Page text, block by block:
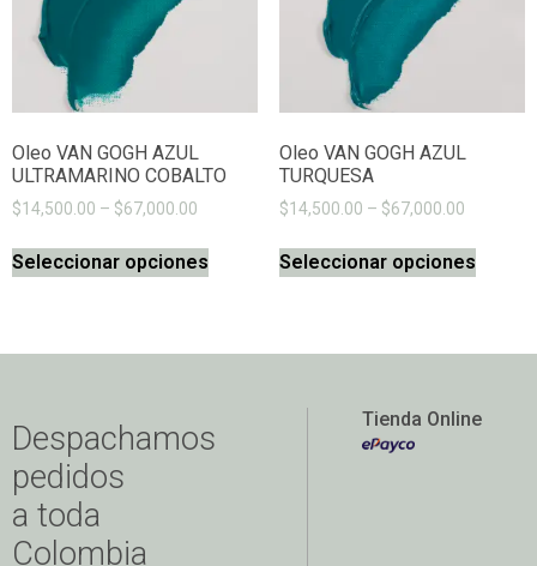
Oleo VAN GOGH AZUL
ULTRAMARINO COBALTO
$14,500.00 – $67,000.00
Seleccionar opciones
Oleo VAN GOGH AZUL
TURQUESA
$14,500.00 – $67,000.00
Seleccionar opciones
Despachamos
pedidos
a toda
Colombia
Tienda Online